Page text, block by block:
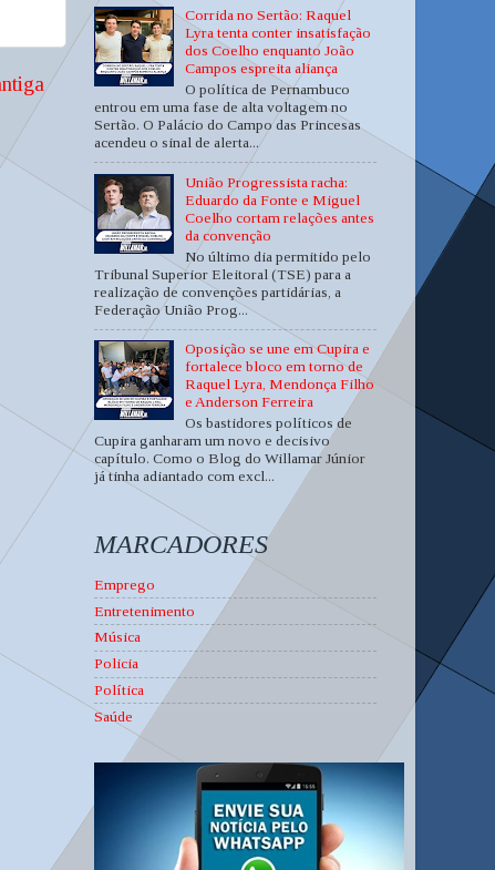
Corrida no Sertão: Raquel
Lyra tenta conter insatisfação
dos Coelho enquanto João
Campos espreita aliança
O política de Pernambuco
entrou em uma fase de alta voltagem no
Sertão. O Palácio do Campo das Princesas
acendeu o sinal de alerta...
União Progressista racha:
Eduardo da Fonte e Miguel
Coelho cortam relações antes
da convenção
No último dia permitido pelo
Tribunal Superior Eleitoral (TSE) para a
realização de convenções partidárias, a
Federação União Prog...
Oposição se une em Cupira e
fortalece bloco em torno de
Raquel Lyra, Mendonça Filho
e Anderson Ferreira
Os bastidores políticos de
Cupira ganharam um novo e decisivo
capítulo. Como o Blog do Willamar Júnior
já tinha adiantado com excl...
MARCADORES
Emprego
Entretenimento
Música
Policia
Política
Saúde